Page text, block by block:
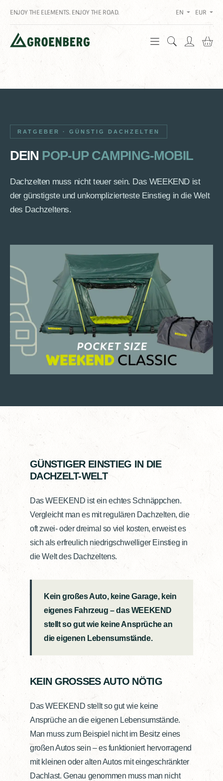
ENJOY THE ELEMENTS. ENJOY THE ROAD. EN EUR
RATGEBER · GÜNSTIG DACHZELTEN
DEIN POP-UP CAMPING-MOBIL
Dachzelten muss nicht teuer sein. Das WEEKEND ist
der günstigste und unkomplizierteste Einstieg in die Welt
des Dachzeltens.
GÜNSTIGER EINSTIEG IN DIE
DACHZELT-WELT
Das WEEKEND ist ein echtes Schnäppchen.
Vergleicht man es mit regulären Dachzelten, die
oft zwei- oder dreimal so viel kosten, erweist es
sich als erfreulich niedrigschwelliger Einstieg in
die Welt des Dachzeltens.
Kein großes Auto, keine Garage, kein
eigenes Fahrzeug – das WEEKEND
stellt so gut wie keine Ansprüche an
die eigenen Lebensumstände.
KEIN GROSSES AUTO NÖTIG
Das WEEKEND stellt so gut wie keine
Ansprüche an die eigenen Lebensumstände.
Man muss zum Beispiel nicht im Besitz eines
großen Autos sein – es funktioniert hervorragend
mit kleinen oder alten Autos mit eingeschränkter
Dachlast. Genau genommen muss man nicht